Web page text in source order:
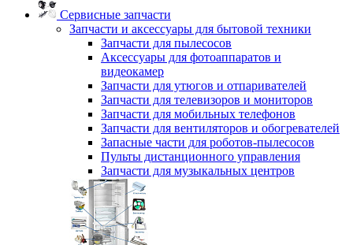
Сервисные запчасти
Запчасти и аксессуары для бытовой техники
Запчасти для пылесосов
Аксессуары для фотоаппаратов и
видеокамер
Запчасти для утюгов и отпаривателей
Запчасти для телевизоров и мониторов
Запчасти для мобильных телефонов
Запчасти для вентиляторов и обогревателей
Запасные части для роботов-пылесосов
Пульты дистанционного управления
Запчасти для музыкальных центров